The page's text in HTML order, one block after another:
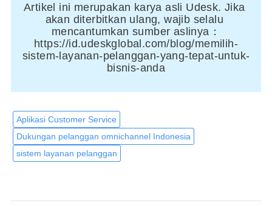
Artikel ini merupakan karya asli Udesk. Jika
akan diterbitkan ulang, wajib selalu
mencantumkan sumber aslinya：
https://id.udeskglobal.com/blog/memilih-
sistem-layanan-pelanggan-yang-tepat-untuk-
bisnis-anda
Aplikasi Customer Service
Dukungan pelanggan omnichannel Indonesia
sistem layanan pelanggan